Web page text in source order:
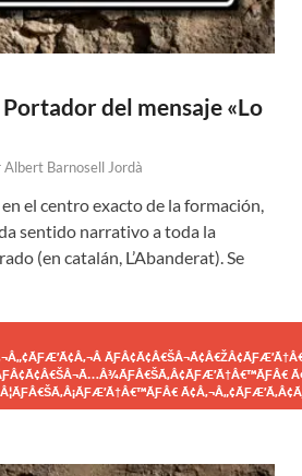
del mensaje «Lo
Albert Barnosell Jordà
el centro exacto de la formación,
sentido narrativo a toda la
(en catalán, L’Abanderat). Se